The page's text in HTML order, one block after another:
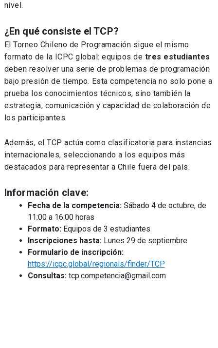
nivel.
¿En qué consiste el TCP?
El Torneo Chileno de Programación sigue el mismo
formato de la ICPC global: equipos de tres estudiantes
deben resolver una serie de problemas de programación
bajo presión de tiempo. Esta competencia no solo pone a
prueba los conocimientos técnicos, sino también la
estrategia, comunicación y capacidad de colaboración de
los participantes.
Además, el TCP actúa como clasificatoria para instancias
internacionales, seleccionando a los equipos más
destacados para representar a Chile fuera del país.
Información clave:
Fecha de la competencia:Sábado 4 de octubre, de
11:00 a 16:00 horas
Formato:Equipos de 3 estudiantes
Inscripciones hasta:Lunes 29 de septiembre
Formulario de inscripción:
https://icpc.global/regionals/finder/TCP
Consultas: tcp.competencia@gmail.com